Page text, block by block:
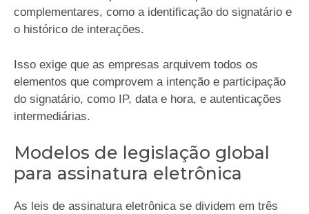
complementares, como a identificação do signatário e
o histórico de interações.
Isso exige que as empresas arquivem todos os
elementos que comprovem a intenção e participação
do signatário, como IP, data e hora, e autenticações
intermediárias.
Modelos de legislação global
para assinatura eletrônica
As leis de assinatura eletrônica se dividem em três